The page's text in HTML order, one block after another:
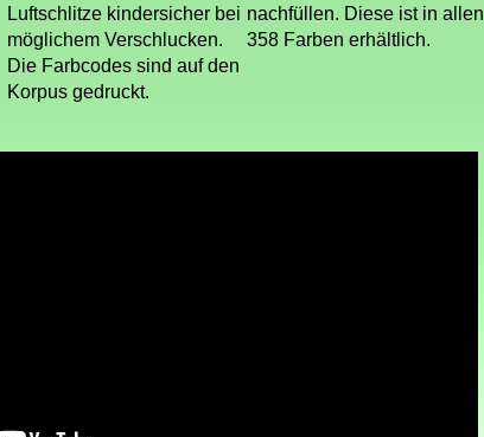
Luftschlitze kindersicher bei
möglichem Verschlucken.
Die Farbcodes sind auf den
Korpus gedruckt.
nachfüllen. Diese ist in allen
358 Farben erhältlich.